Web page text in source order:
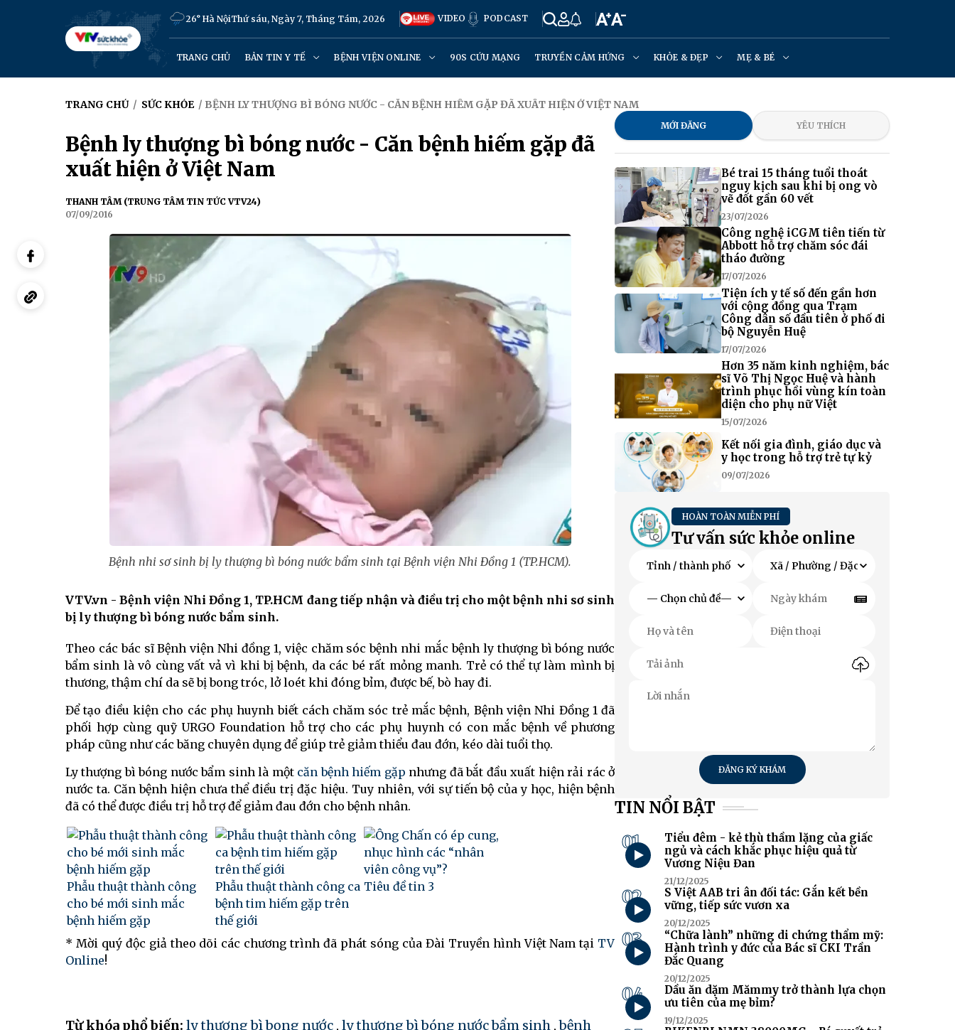
26° Hà NộiThứ sáu, Ngày 7, Tháng Tám, 2026 VIDEO PODCAST
TRANG CHỦ BẢN TIN Y TẾ BỆNH VIỆN ONLINE 90S CỨU MẠNG TRUYỀN CẢM HỨNG KHỎE & ĐẸP MẸ & BÉ
TRANG CHỦ / SỨC KHỎE / BỆNH LY THƯỢNG BÌ BÓNG NƯỚC - CĂN BỆNH HIẾM GẶP ĐÃ XUẤT HIỆN Ở VIỆT NAM
Bệnh ly thượng bì bóng nước - Căn bệnh hiếm gặp đã
xuất hiện ở Việt Nam
THANH TÂM (TRUNG TÂM TIN TỨC VTV24)
07/09/2016
Bệnh nhi sơ sinh bị ly thượng bì bóng nước bẩm sinh tại Bệnh viện Nhi Đồng 1 (TP.HCM).
VTV.vn - Bệnh viện Nhi Đồng 1, TP.HCM đang tiếp nhận và điều trị cho một bệnh nhi sơ sinh
bị ly thượng bì bóng nước bẩm sinh.
Theo các bác sĩ Bệnh viện Nhi đồng 1, việc chăm sóc bệnh nhi mắc bệnh ly thượng bì bóng nước
bẩm sinh là vô cùng vất vả vì khi bị bệnh, da các bé rất mỏng manh. Trẻ có thể tự làm mình bị
thương, thậm chí da sẽ bị bong tróc, lở loét khi đóng bỉm, được bế, bò hay đi.
Để tạo điều kiện cho các phụ huynh biết cách chăm sóc trẻ mắc bệnh, Bệnh viện Nhi Đồng 1 đã
phối hợp cùng quỹ URGO Foundation hỗ trợ cho các phụ huynh có con mắc bệnh về phương
pháp cũng như các băng chuyên dụng để giúp trẻ giảm thiểu đau đớn, kéo dài tuổi thọ.
Ly thượng bì bóng nước bẩm sinh là một căn bệnh hiếm gặp nhưng đã bắt đầu xuất hiện rải rác ở
nước ta. Căn bệnh hiện chưa thể điều trị đặc hiệu. Tuy nhiên, với sự tiến bộ của y học, hiện bệnh
đã có thể được điều trị hỗ trợ để giảm đau đớn cho bệnh nhân.
Phẫu thuật thành công
cho bé mới sinh mắc
bệnh hiếm gặp
Phẫu thuật thành công ca
bệnh tim hiếm gặp trên
thế giới
Tiêu đề tin 3
* Mời quý độc giả theo dõi các chương trình đã phát sóng của Đài Truyền hình Việt Nam tại TV
Online!
Từ khóa phổ biến: ly thượng bì bọng nước , ly thượng bì bóng nước bẩm sinh ,bệnh
MỚI ĐĂNG YÊU THÍCH
Bé trai 15 tháng tuổi thoát
nguy kịch sau khi bị ong vò
vẽ đốt gần 60 vết
23/07/2026
Công nghệ iCGM tiên tiến từ
Abbott hỗ trợ chăm sóc đái
tháo đường
17/07/2026
Tiện ích y tế số đến gần hơn
với cộng đồng qua Trạm
Công dân số đầu tiên ở phố đi
bộ Nguyễn Huệ
17/07/2026
Hơn 35 năm kinh nghiệm, bác
sĩ Võ Thị Ngọc Huệ và hành
trình phục hồi vùng kín toàn
diện cho phụ nữ Việt
15/07/2026
Kết nối gia đình, giáo dục và
y học trong hỗ trợ trẻ tự kỷ
09/07/2026
HOÀN TOÀN MIỄN PHÍ
Tư vấn sức khỏe online
ĐĂNG KÝ KHÁM
TIN NỔI BẬT
01
Tiểu đêm - kẻ thù thầm lặng của giấc
ngủ và cách khắc phục hiệu quả từ
Vương Niệu Đan
21/12/2025
02
S Việt AAB tri ân đối tác: Gắn kết bền
vững, tiếp sức vươn xa
20/12/2025
03
“Chữa lành” những di chứng thẩm mỹ:
Hành trình y đức của Bác sĩ CKI Trần
Đắc Quang
20/12/2025
04
Dầu ăn dặm Mămmy trở thành lựa chọn
ưu tiên của mẹ bỉm?
19/12/2025